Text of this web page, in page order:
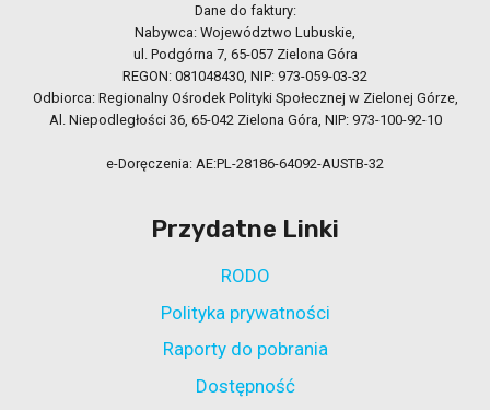
Dane do faktury:
Nabywca: Województwo Lubuskie,
ul. Podgórna 7, 65-057 Zielona Góra
REGON: 081048430, NIP: 973-059-03-32
Odbiorca: Regionalny Ośrodek Polityki Społecznej w Zielonej Górze,
Al. Niepodległości 36, 65-042 Zielona Góra, NIP: 973-100-92-10
e-Doręczenia: AE:PL-28186-64092-AUSTB-32
Przydatne Linki
RODO
Polityka prywatności
Raporty do pobrania
Dostępność